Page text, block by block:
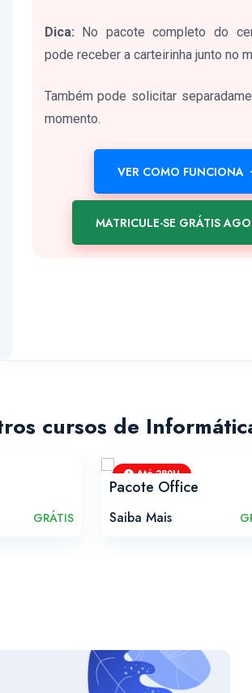
Dica: No pacote completo do
pode receber a carteirinha junto no
Também pode solicitar
momento.
VER COMO FUNCIONA
MATRICULE-SE GRÁTIS
cursos de
GRÁTIS
Até 280H
Pacote Office
Saiba Mais